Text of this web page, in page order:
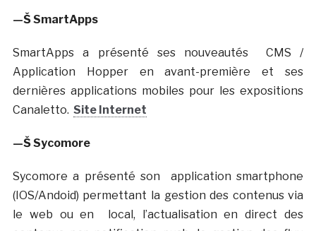
—Š SmartApps
SmartApps a présenté ses nouveautés CMS /
Application Hopper en avant-première et ses
dernières applications mobiles pour les expositions
Canaletto. Site Internet
—Š Sycomore
Sycomore a présenté son application smartphone
(IOS/Andoid) permettant la gestion des contenus via
le web ou en local, l’actualisation en direct des